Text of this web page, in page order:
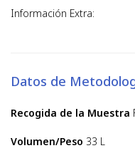
Información Extra:
Datos de
Recogida de la Muestra
Volumen/Peso 33 L